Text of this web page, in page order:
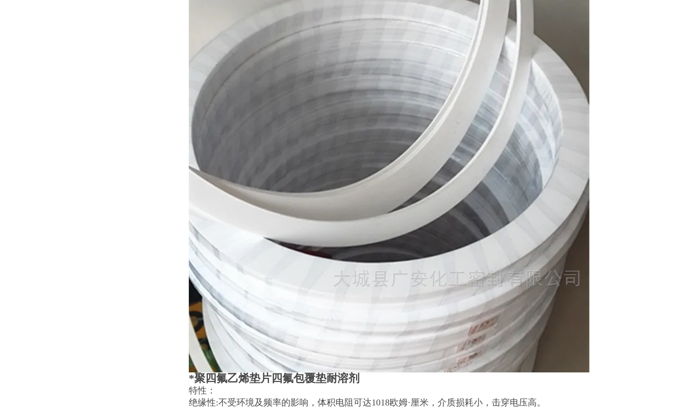
*聚四氟乙烯垫片四氟包覆垫耐溶剂
特性：
绝缘性:不受环境及频率的影响，体积电阻可达1018欧姆·厘米，介质损耗小，击穿电压高。